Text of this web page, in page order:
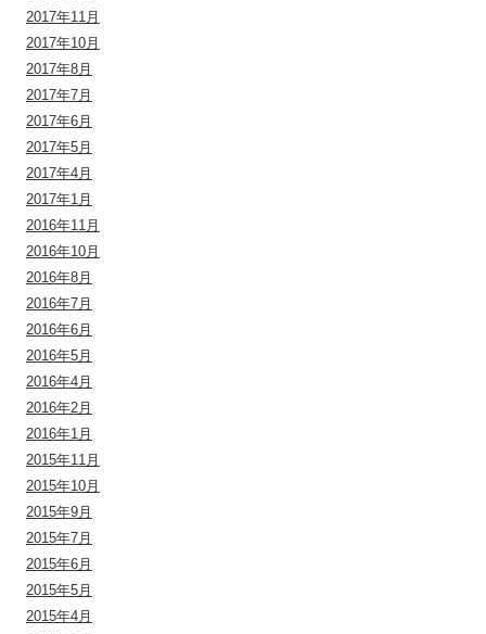
2017年11月
2017年10月
2017年8月
2017年7月
2017年6月
2017年5月
2017年4月
2017年1月
2016年11月
2016年10月
2016年8月
2016年7月
2016年6月
2016年5月
2016年4月
2016年2月
2016年1月
2015年11月
2015年10月
2015年9月
2015年7月
2015年6月
2015年5月
2015年4月